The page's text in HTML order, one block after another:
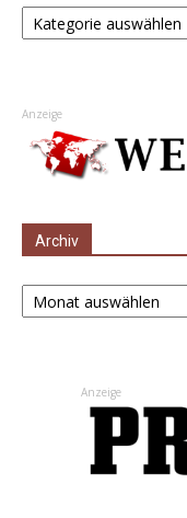
Kategorien
Anzeige
Archiv
Archiv
Anzeige